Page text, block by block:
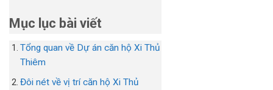
Mục lục bài viết
Tổng quan về Dự án căn hộ Xi Thủ
Thiêm
Đôi nét về vị trí căn hộ Xi Thủ